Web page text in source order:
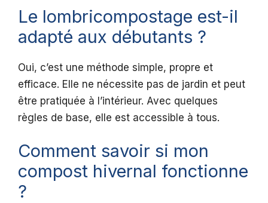
Le lombricompostage est-il
adapté aux débutants ?
Oui, c’est une méthode simple, propre et
efficace. Elle ne nécessite pas de jardin et peut
être pratiquée à l’intérieur. Avec quelques
règles de base, elle est accessible à tous.
Comment savoir si mon
compost hivernal fonctionne
?